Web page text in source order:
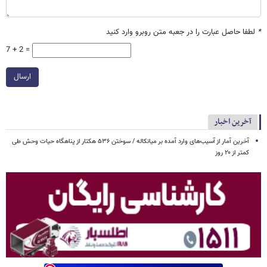
* لطفا حاصل عبارت را در جعبه متن روبرو وارد کنید
7 + 2 =
ارسال
آخرین اخبار
آخرین آمار از آسیب‌های وارد آمده بر میانکاله / سوختن ۵۳۶ هکتار از پناهگاه حیات وحش طی
کمتر از ۲۰ روز